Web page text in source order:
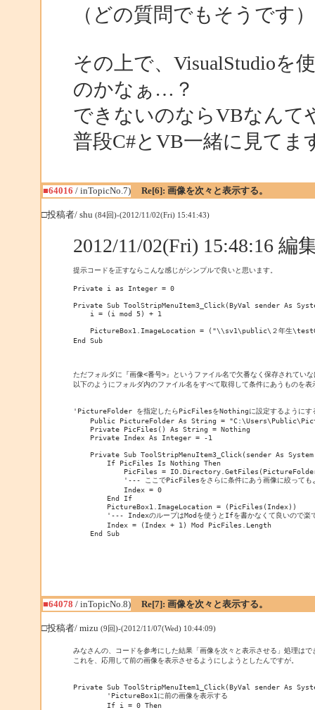
（どの質問でもそうです）
その上で、VisualStudioを
のかなぁ…？
できないのならVBなん
普段C#とVB一緒に見てま
■64016 / inTopicNo.7) Re[6]: 画像を次々と表示する。
□投稿者/ shu (84回)-(2012/11/02(Fri) 15:41:43)
2012/11/02(Fri) 15:48:16 編
提示コードを正すならこんな感じがシンプルで良いと思います。
Private i as Integer = 0
Private Sub ToolStripMenuItem3_Click(ByVal sender As
    i = (i mod 5) + 1
PictureBox1.ImageLocation = ("\\sv1\public\２年生
End Sub
ただフォルダに『画像<番号>』というファイル名で欠番なく保存されてい
以下のようにフォルダ内のファイル名をすべて取得して条件にあうものを
'PictureFolder を指定したらPicFilesをNothingに設定するようにする
Public PictureFolder As String =
    Private PicFiles() As String = Nothing
    Private Index As Integer = -1
Private Sub ToolStripMenuItem3_Click(sender As
        If PicFiles Is Nothing Then
PicFiles =
'--- ここでPicFilesをさらに条件にあう画像に絞っても
            Index = 0
        End If
        PictureBox1.ImageLocation = (PicFiles(Index))
'--- IndexのループはModを使うとIfを書かなくて良いので楽
        Index = (Index + 1) Mod PicFiles.Length
    End Sub
■64078 / inTopicNo.8) Re[7]: 画像を次々と表示する。
□投稿者/ mizu (9回)-(2012/11/07(Wed) 10:44:09)
みなさんの、コードを参考にした結果「画像を次々と表示させる」処理はで
これを、応用して前の画像を表示させるようにしようとしたんですが。
Private Sub ToolStripMenuItem1_Click(ByVal sender As
        'PictureBox1に前の画像を表示する
        If i = 0 Then